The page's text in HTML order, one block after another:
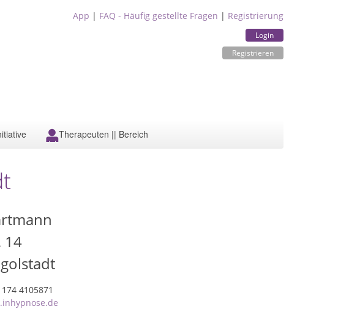
App | FAQ - Häufig gestellte Fragen | Registrierung
Login
Registrieren
Therapeuten || Bereich
14
4105871